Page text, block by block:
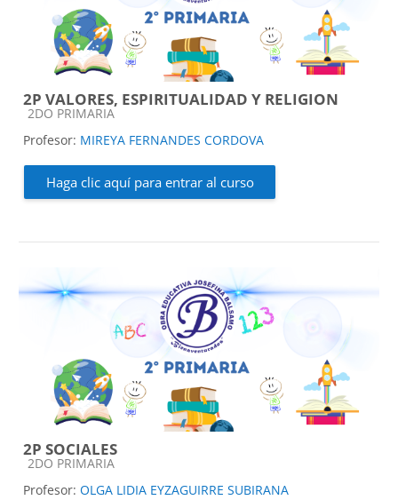
2P VALORES, ESPIRITUALIDAD Y RELIGION
Categoría de cursos
2DO PRIMARIA
Profesor: MIREYA FERNANDES CORDOVA
Haga clic aquí para entrar al curso
2P SOCIALES
Categoría de cursos
2DO PRIMARIA
Profesor: OLGA LIDIA EYZAGUIRRE SUBIRANA